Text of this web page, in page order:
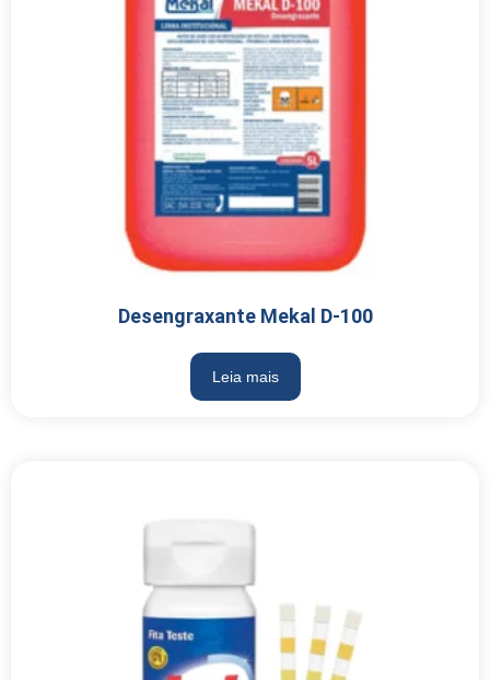
Desengraxante Mekal D-100
Leia mais